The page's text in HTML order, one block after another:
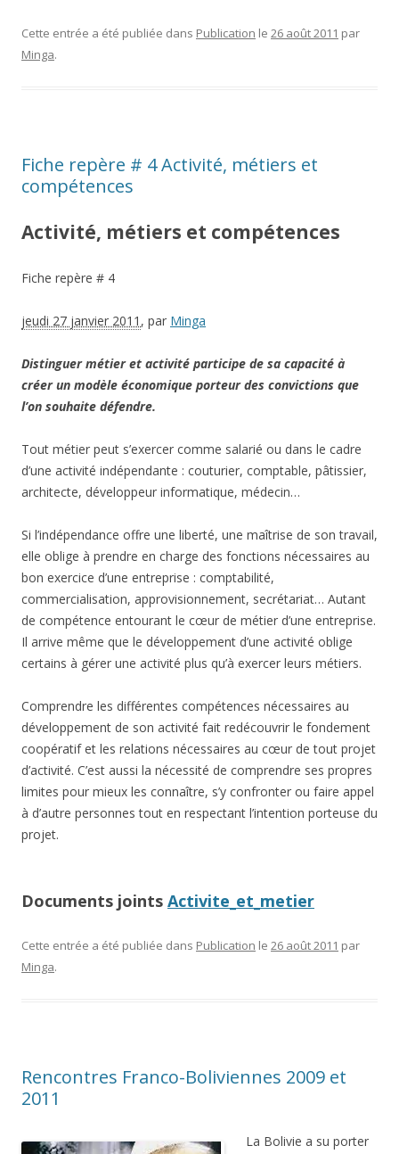
Cette entrée a été publiée dans Publication le 26 août 2011 par
Minga.
Fiche repère # 4 Activité, métiers et
compétences
Activité, métiers et compétences
Fiche repère # 4
jeudi 27 janvier 2011 , par Minga
Distinguer métier et activité participe de sa capacité à
créer un modèle économique porteur des convictions que
l’on souhaite défendre.
Tout métier peut s’exercer comme salarié ou dans le cadre
d’une activité indépendante : couturier, comptable, pâtissier,
architecte, développeur informatique, médecin…
Si l’indépendance offre une liberté, une maîtrise de son travail,
elle oblige à prendre en charge des fonctions nécessaires au
bon exercice d’une entreprise : comptabilité,
commercialisation, approvisionnement, secrétariat… Autant
de compétence entourant le cœur de métier d’une entreprise.
Il arrive même que le développement d’une activité oblige
certains à gérer une activité plus qu’à exercer leurs métiers.
Comprendre les différentes compétences nécessaires au
développement de son activité fait redécouvrir le fondement
coopératif et les relations nécessaires au cœur de tout projet
d’activité. C’est aussi la nécessité de comprendre ses propres
limites pour mieux les connaître, s’y confronter ou faire appel
à d’autre personnes tout en respectant l’intention porteuse du
projet.
Documents joints Activite_et_metier
Cette entrée a été publiée dans Publication le 26 août 2011 par
Minga.
Rencontres Franco-Boliviennes 2009 et
2011
La Bolivie a su porter